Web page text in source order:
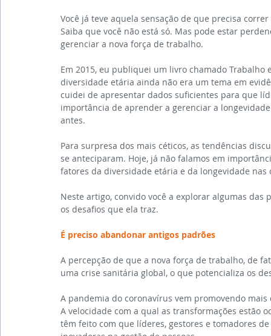
Você já teve aquela sensação de que precisa
Saiba que você não está só. Mas pode estar
gerenciar a nova força de trabalho.
Em 2015, eu publiquei um livro chamado Trabalho
diversidade etária ainda não era um tema em
cuidei de apresentar dados suficientes para que
importância de aprender a gerenciar a
antes.
Para surpresa dos mais céticos, as tendências
se anteciparam. Hoje, já não falamos em
fatores da diversidade etária e da longevidade nas
Neste artigo, convido você a explorar algumas
os desafios que ela traz.
É preciso abandonar antigos padrões
A percepção de que a nova força de trabalho, de
uma crise sanitária global, o que potencializa os
A pandemia do coronavírus vem promovendo
A velocidade com a qual as transformações estão
têm feito com que líderes, gestores e tomadores